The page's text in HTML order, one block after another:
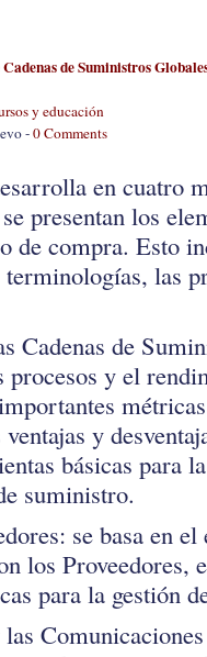
de Suministros
y educación
-0 Comments
en cuatro
presentan los
de compra. Esto
las
Cadenas de
y el
y
básicas para
suministro.
se basa en
los Proveedores,
para la gestión